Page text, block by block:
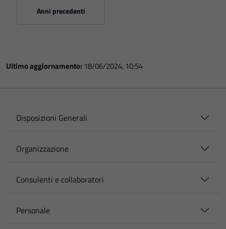
Anni precedenti
Ultimo aggiornamento: 18/06/2024, 10:54
Disposizioni Generali
Organizzazione
Consulenti e collaboratori
Personale